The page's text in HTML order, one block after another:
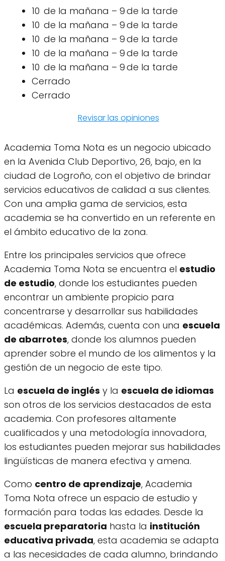
10 de la mañana – 9 de la tarde
10 de la mañana – 9 de la tarde
10 de la mañana – 9 de la tarde
10 de la mañana – 9 de la tarde
10 de la mañana – 9 de la tarde
Cerrado
Cerrado
Revisar las opiniones
Academia Toma Nota es un negocio ubicado
en la Avenida Club Deportivo, 26, bajo, en la
ciudad de Logroño, con el objetivo de brindar
servicios educativos de calidad a sus clientes.
Con una amplia gama de servicios, esta
academia se ha convertido en un referente en
el ámbito educativo de la zona.
Entre los principales servicios que ofrece
Academia Toma Nota se encuentra el estudio
de estudio, donde los estudiantes pueden
encontrar un ambiente propicio para
concentrarse y desarrollar sus habilidades
académicas. Además, cuenta con una escuela
de abarrotes, donde los alumnos pueden
aprender sobre el mundo de los alimentos y la
gestión de un negocio de este tipo.
La escuela de inglés y la escuela de idiomas
son otros de los servicios destacados de esta
academia. Con profesores altamente
cualificados y una metodología innovadora,
los estudiantes pueden mejorar sus habilidades
lingüísticas de manera efectiva y amena.
Como centro de aprendizaje, Academia
Toma Nota ofrece un espacio de estudio y
formación para todas las edades. Desde la
escuela preparatoria hasta la institución
educativa privada, esta academia se adapta
a las necesidades de cada alumno, brindando